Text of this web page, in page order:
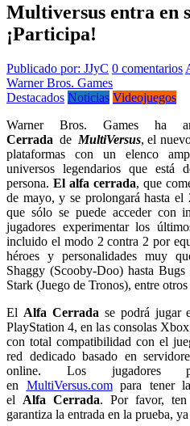
Multiversus entra en
¡Participa!
Publicado por: JJyC 0 comentarios
Warner Bros. Games
Destacados Noticias Videojuegos
Warner Bros. Games
Cerrada de MultiVersus, el
plataformas con un elenco
universos legendarios que está
persona. El alfa cerrada, que
de mayo, y se prolongará hasta
que sólo se puede acceder con
jugadores experimentar los
incluido el modo 2 contra 2 por
héroes y personalidades muy
Shaggy (Scooby-Doo) hasta
Stark (Juego de Tronos), entre otros
El Alfa Cerrada se podrá jugar
PlayStation 4, en las consolas
con total compatibilidad con el
red dedicado basado en
online. Los jugadores
en MultiVersus.compara tener la
el Alfa Cerrada. Por favor,
garantiza la entrada en la prueba,